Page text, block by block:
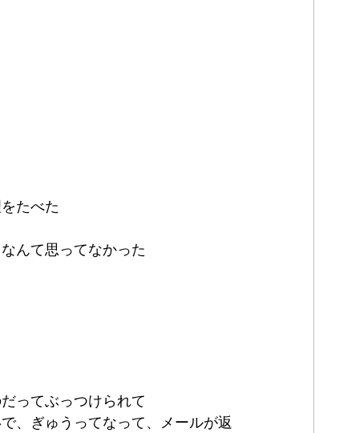
たべた
んて思ってなかった
ってぶっつけられて
、ぎゅうってなって、メールが返